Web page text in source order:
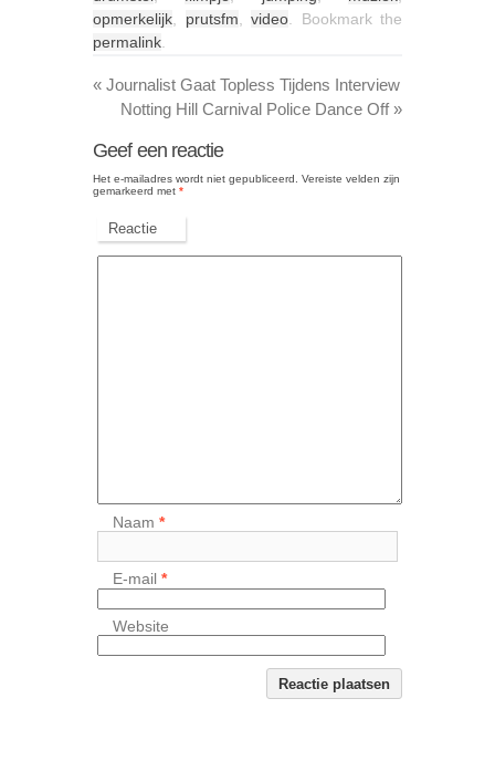
opmerkelijk
prutsfm video . Bookmark the
permalink
« Journalist Gaat Topless Tijdens Interview
Notting Hill Carnival Police Dance Off»
Geef een reactie
Het e-mailadres wordt niet gepubliceerd.
Vereiste velden zijn
gemarkeerd met *
Reactie
Naam*
E-mail*
Website